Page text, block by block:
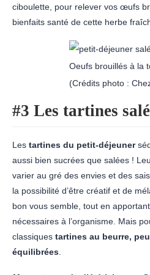
ciboulette, pour relever vos œufs
bienfaits santé de cette herbe
Oeufs brouillés à la
(Crédits photo :
#3 Les tartines
Les tartines du petit-déjeuner
aussi bien sucrées que salées !
varier au gré des envies et des
la possibilité d’être créatif et de
bon vous semble, tout en
nécessaires à l’organisme. Mais
classiques tartines au beurre,
équilibrées